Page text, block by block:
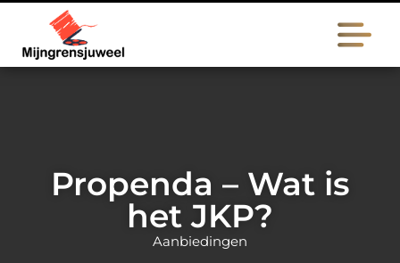
Propenda – Wat is
het JKP?
Aanbiedingen